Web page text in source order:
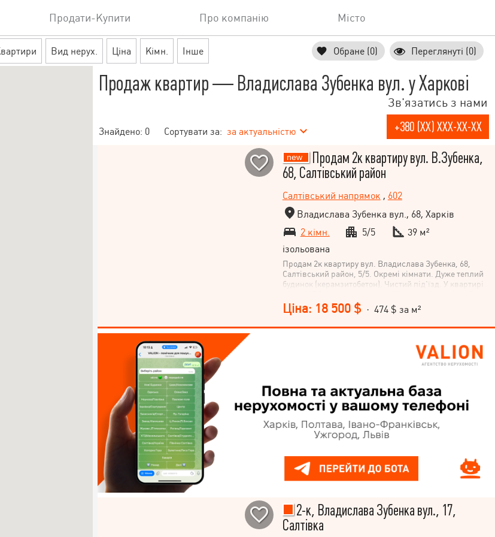
Продати-Купити Про компанію Місто
Вид нерух. Ціна Кімн. Інше Обране (0) Переглянуті (0)
Продаж квартир — Владислава Зубенка вул. у Харкові
Знайдено: 0 Сортувати за: за актуальністю
Зв'язатись з нами
+380 (XX) XXX-XX-XX
Продам 2к квартиру вул. В.Зубенка,
68, Салтівський район
Салтівський напрямок , 602
Владислава Зубенка вул., 68, Харків
2 кімн.
5/5
39 м²
ізольована
Продам 2к квартиру вул. Владислава Зубенка, 68,
Салтівський район, 5/5. Окремі кімнати. Дуже теплий
будинок (керамзитобетон). Чистий під'їзд. У квартирі
поміняти шпалери і зробити балкон). Дах тільки
перекрили. Залишається диван, шафи. Вільна. Ключі
на угоді. Гарні сусіди. Метро Студентська, Барабашова
Ціна: 18 500 $· 474 $ за м²
2-к, Владислава Зубенка вул., 17,
Салтівка